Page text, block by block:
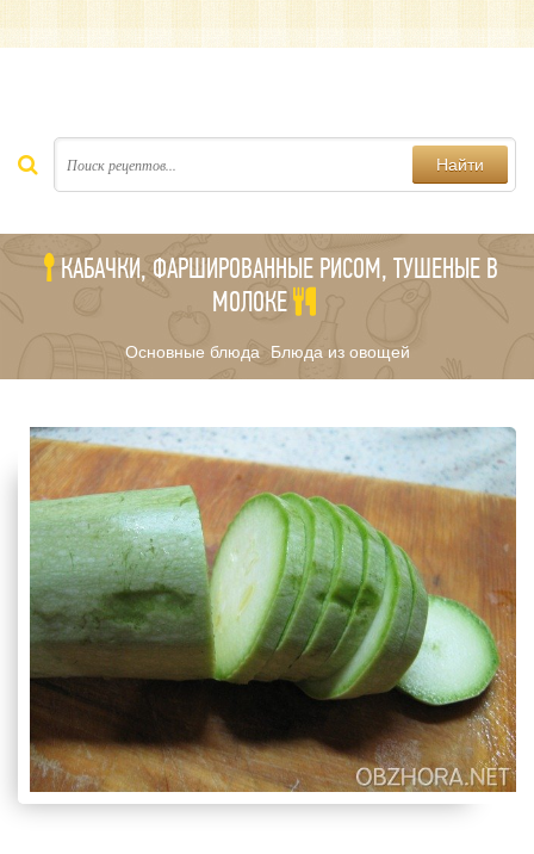
Найти
КАБАЧКИ, ФАРШИРОВАННЫЕ РИСОМ, ТУШЕНЫЕ В
МОЛОКЕ
Основные блюда/ Блюда из овощей